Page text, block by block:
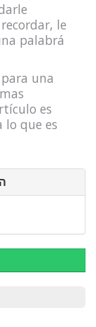
le
palabrá
una
es
lo que es